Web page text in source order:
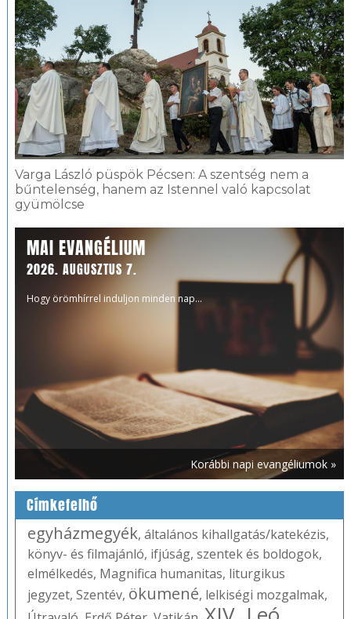
Varga László püspök Pécsen: A szentség nem a
bűntelenség, hanem az Istennel való kapcsolat
gyümölcse
MAI EVANGÉLIUM
2026. AUGUSZTUS 7.
Hogy örömhírrel induljon minden nap...
Korábbi napi evangéliumok »
Címkefelhő
egyházmegyék, általános kihallgatás/katekézis,
könyv- és filmajánló, ifjúság, szentek és boldogok,
elmélkedés, Magnifica humanitas, liturgikus
jegyzet, Szentév, ökumené, lelkiségi mozgalmak,